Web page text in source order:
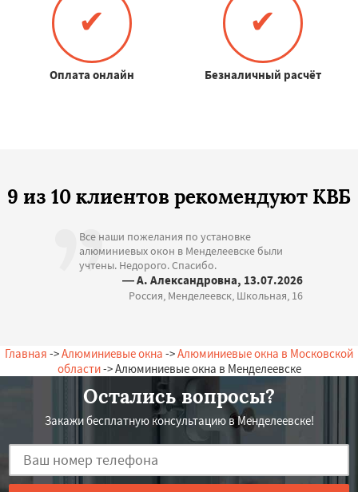
✔
Оплата онлайн
✔
Безналичный расчёт
9 из 10 клиентов рекомендуют КВБ
Все наши пожелания по установке
алюминиевых окон в Менделеевске были
учтены. Недорого. Спасибо.
— А. Александровна, 13.07.2026
Россия, Менделеевск, Школьная, 16
Главная ->Алюминиевые окна ->Алюминиевые окна в Московской
области-> Алюминиевые окна в Менделеевске
Остались вопросы?
Закажи бесплатную консультацию в Менделеевске!